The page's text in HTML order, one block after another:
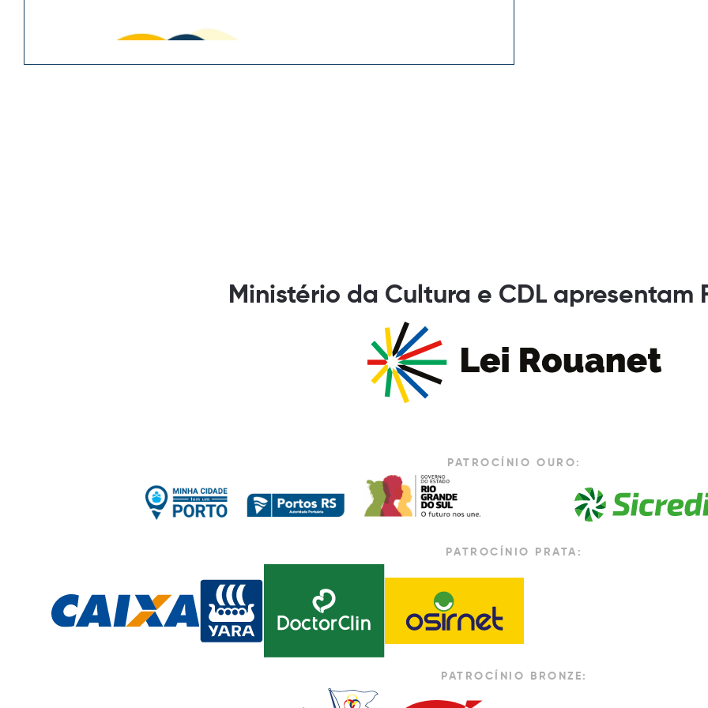
Ministério da Cultura e CDL apresentam
PATROCÍNIO OURO:
PATROCÍNIO PRATA:
PATROCÍNIO BRONZE: